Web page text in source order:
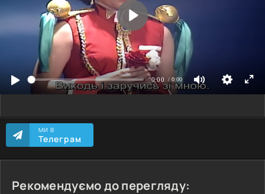
МИ В
Телеграм
Рекомендуємо до перегляду: